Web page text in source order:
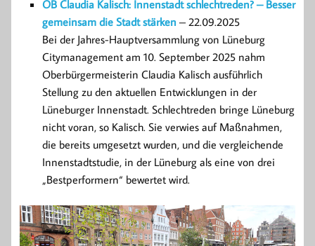
OB Claudia Kalisch: Innenstadt schlechtreden? – Besser
gemeinsam die Stadt stärken – 22.09.2025
Bei der Jahres-Hauptversammlung von Lüneburg
Citymanagement am 10. September 2025 nahm
Oberbürgermeisterin Claudia Kalisch ausführlich
Stellung zu den aktuellen Entwicklungen in der
Lüneburger Innenstadt. Schlechtreden bringe Lüneburg
nicht voran, so Kalisch. Sie verwies auf Maßnahmen,
die bereits umgesetzt wurden, und die vergleichende
Innenstadtstudie, in der Lüneburg als eine von drei
„Bestperformern“ bewertet wird.